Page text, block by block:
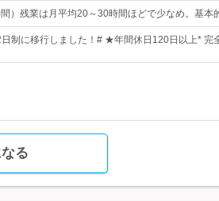
）残業は月平均20～30時間ほどで少なめ。基
制に移行しました！# ★年間休日120日以上* 完
る